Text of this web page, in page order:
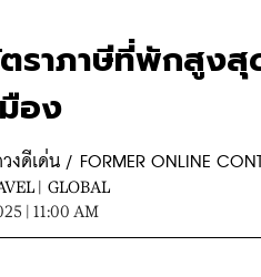
ตราภาษีที่พักสู
อง
ดีเด่น / FORMER ONLINE
| GLOBAL
| 11:00 AM